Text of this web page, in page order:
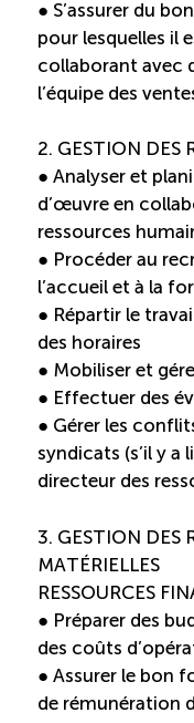
Initiatives
Destination IA
Diagnostic
Programme de
Métiers et
Norme entretien
Boomerang
Saisonnalité
Chantier sur la
Bassins de main-
Devenir
● S’assurer du
pour lesquelles il
collaborant avec
l’équipe des
2. GESTION DES
● Analyser et
d’œuvre en
ressources
● Procéder au
l’accueil et à la
● Répartir le
des horaires
● Mobiliser et
● Effectuer des
● Gérer les
syndicats (s’il y a
directeur des
3. GESTION DES
MATÉRIELLES
RESSOURCES
● Préparer des
des coûts
● Assurer le bon
de rémunération